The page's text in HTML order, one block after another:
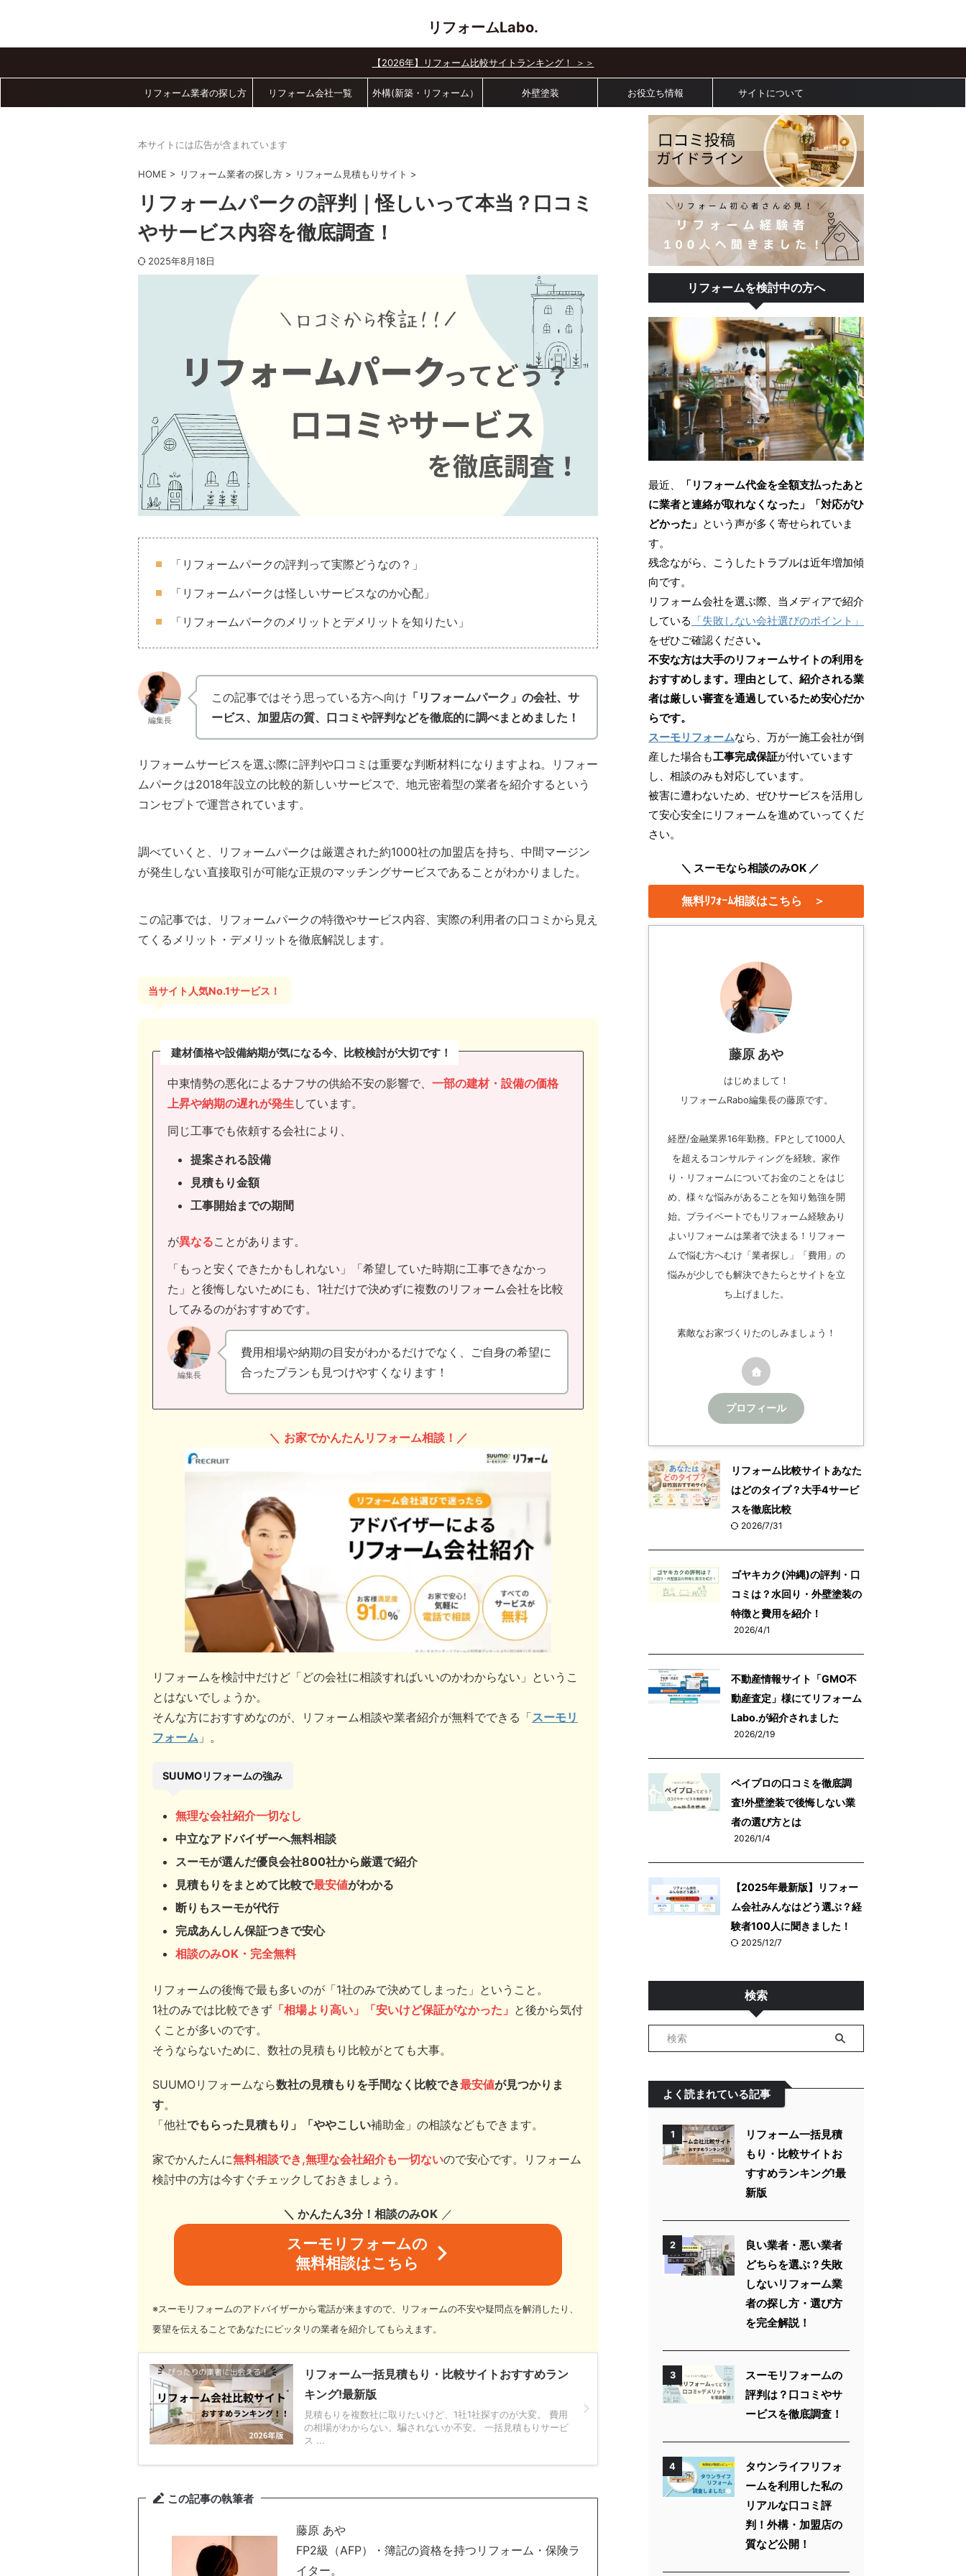
リフォームLabo.
【2026年】リフォーム比較サイトランキング！ ＞＞
リフォーム業者の探し方 リフォーム会社一覧 外構(新築・リフォーム） 外壁塗装 お役立ち情報 サイトについて
本サイトには広告が含まれています
HOME > リフォーム業者の探し方 > リフォーム見積もりサイト >
リフォームパークの評判｜怪しいって本当？口コミ
やサービス内容を徹底調査！
2025年8月18日
「リフォームパークの評判って実際どうなの？」
「リフォームパークは怪しいサービスなのか心配」
「リフォームパークのメリットとデメリットを知りたい」
編集長
この記事ではそう思っている方へ向け 「リフォームパーク」の会社、サ
ービス、加盟店の質、口コミや評判などを徹底的に調べまとめました！
リフォームサービスを選ぶ際に評判や口コミは重要な判断材料になりますよね。リフォー
ムパークは2018年設立の比較的新しいサービスで、地元密着型の業者を紹介するという
コンセプトで運営されています。
調べていくと、リフォームパークは厳選された約1000社の加盟店を持ち、中間マージン
が発生しない直接取引が可能な正規のマッチングサービスであることがわかりました。
この記事では、リフォームパークの特徴やサービス内容、実際の利用者の口コミから見え
てくるメリット・デメリットを徹底解説します。
当サイト人気No.1サービス！
建材価格や設備納期が気になる今、比較検討が大切です ！
中東情勢の悪化によるナフサの供給不安の影響で、 一部の建材・設備の価格
上昇や納期の遅れが発生しています。
同じ工事でも依頼する会社により、
提案される設備
見積もり金額
工事開始までの期間
が異なることがあります。
「もっと安くできたかもしれない」「希望していた時期に工事できなかっ
た」と後悔しないためにも、1社だけで決めずに複数のリフォーム会社を比較
してみるのがおすすめです。
編集長
費用相場や納期の目安がわかるだけでなく、ご自身の希望に
合ったプランも見つけやすくなります！
＼ お家でかんたんリフォーム相談！／
リフォームを検討中だけど「どの会社に相談すればいいのかわからない」というこ
とはないでしょうか。
そんな方におすすめなのが、リフォーム相談や業者紹介が無料でできる「スーモリ
フォーム 」。
SUUMOリフォームの強み
無理な会社紹介一切なし
中立なアドバイザーへ無料相談
スーモが選んだ優良会社800社から厳選で紹介
見積もりをまとめて比較で最安値がわかる
断りもスーモが代行
完成あんしん保証つきで安心
相談のみOK・完全無料
リフォームの後悔で最も多いのが「1社のみで決めてしまった」ということ。
1社のみでは比較できず 「相場より高い」「安いけど保証がなかった」 と後から気付
くことが多いのです。
そうならないために、数社の見積もり比較がとても大事。
SUUMOリフォームなら数社の見積もりを手間なく比較でき最安値が見つかりま
す。
「他社でもらった見積もり」「ややこしい補助金」の相談などもできます。
家でかんたんに無料相談でき,無理な会社紹介も一切ないので安心です。リフォーム
検討中の方は今すぐチェックしておきましょう。
＼ かんたん3分！相談のみOK ／
スーモリフォームの
無料相談はこちら
※スーモリフォームのアドバイザーから電話が来ますので、リフォームの不安や疑問点を解消したり、
要望を伝えることであなたにピッタリの業者を紹介してもらえます。
リフォーム一括見積もり・比較サイトおすすめラン
キング!最新版
見積もりを複数社に取りたいけど、1社1社探すのが大変。 費用
の相場がわからない。騙されないか不安。 一括見積もりサービ
ス ...
この記事の執筆者
藤原 あや
FP2級（AFP）・簿記の資格を持つリフォーム・保険ラ
イター。
リフォームを検討中の方へ
最近、
「リフォーム代金を全額支払ったあと
に業者と連絡が取れなくなった」「対応がひ
どかった」 という声が多く寄せられていま
す。
残念ながら、こうしたトラブルは近年増加傾
向です。
リフォーム会社を選ぶ際、当メディアで紹介
している 「失敗しない会社選びのポイント」
をぜひご確認ください。
不安な方は大手のリフォームサイトの利用を
おすすめします。理由として、紹介される業
者は厳しい審査を通過しているため安心だか
らです。
スーモリフォームなら、万が一施工会社が倒
産した場合も工事完成保証が付いています
し、相談のみも対応しています。
被害に遭わないため、ぜひサービスを活用し
て安心安全にリフォームを進めていってくだ
さい。
＼ スーモなら相談のみOK ／
無料ﾘﾌｫｰﾑ相談はこちら ＞
藤原 あや
はじめまして！
リフォームRabo編集長の藤原です。
経歴/金融業界16年勤務。FPとして1000人
を超えるコンサルティングを経験。家作
り・リフォームについてお金のことをはじ
め、様々な悩みがあることを知り勉強を開
始。プライベートでもリフォーム経験あり
よいリフォームは業者で決まる！リフォー
ムで悩む方へむけ「業者探し」「費用」の
悩みが少しでも解決できたらとサイトを立
ち上げました。
素敵なお家づくりたのしみましょう！
プロフィール
リフォーム比較サイトあなた
はどのタイプ？大手4サービ
スを徹底比較
2026/7/31
ゴヤキカク(沖縄)の評判・口
コミは？水回り・外壁塗装の
特徴と費用を紹介！
2026/4/1
不動産情報サイト「GMO不
動産査定」様にてリフォーム
Labo.が紹介されました
2026/2/19
ペイプロの口コミを徹底調
査!外壁塗装で後悔しない業
者の選び方とは
2026/1/4
【2025年最新版】リフォー
ム会社みんなはどう選ぶ？経
験者100人に聞きました！
2025/12/7
検索
よく読まれている記事
1
リフォーム一括見積
もり・比較サイトお
すすめランキング!最
新版
2
良い業者・悪い業者
どちらを選ぶ？失敗
しないリフォーム業
者の探し方・選び方
を完全解説！
3
スーモリフォームの
評判は？口コミやサ
ービスを徹底調査！
4
タウンライフリフォ
ームを利用した私の
リアルな口コミ評
判！外構・加盟店の
質など公開！